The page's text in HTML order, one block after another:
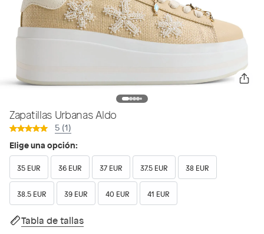
Zapatillas Urbanas Aldo
5 (1)
Elige una opción:
35 EUR 36 EUR 37 EUR 37.5 EUR 38 EUR
38.5 EUR 39 EUR 40 EUR 41 EUR
Tabla de tallas